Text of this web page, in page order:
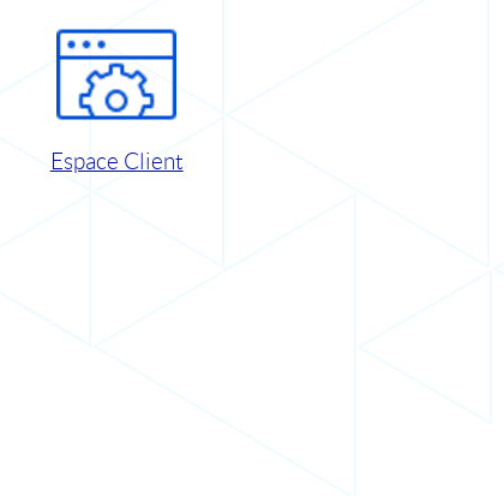
Espace Client